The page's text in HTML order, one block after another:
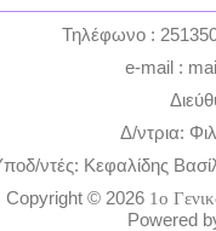
Τηλέφωνο :
e-mail :
Δ/ντρια:
ντές: Κεφαλίδης
Copyright © 2026 1ο
Powered